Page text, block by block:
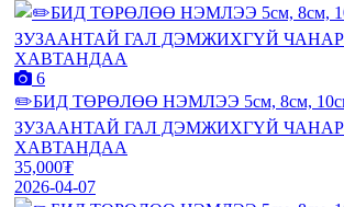
6
✏️БИД ТӨРӨЛӨӨ НЭМЛЭЭ 5см, 8см,
ЗУЗААНТАЙ ГАЛ ДЭМЖИХГҮЙ
ХАВТАНДАА
35,000₮
2026-04-07